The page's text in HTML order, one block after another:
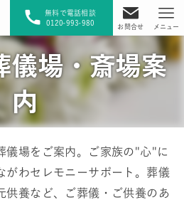
無料で電話相談
0120-993-980
お問合せ メニュー
儀場・斎場案
内
儀場をご案内。ご家族の"心"に
がわセレモニーサポート。葬儀
供養など、ご葬儀・ご供養のあ